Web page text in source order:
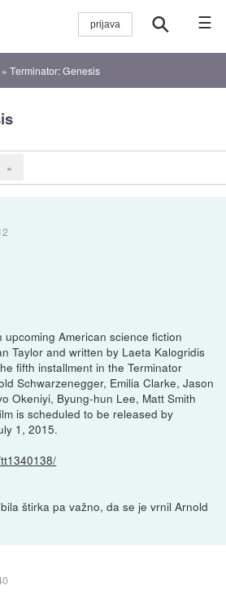
☰
»Terminator: Genesis
»
American science fiction
Taylor and written by Laeta Kalogridis
fifth installment in the Terminator
Schwarzenegger, Emilia Clarke, Jason
Okeniyi, Byung-hun Lee, Matt Smith
is scheduled to be released by
1, 2015.
štirka pa važno, da se je vrnil Arnold